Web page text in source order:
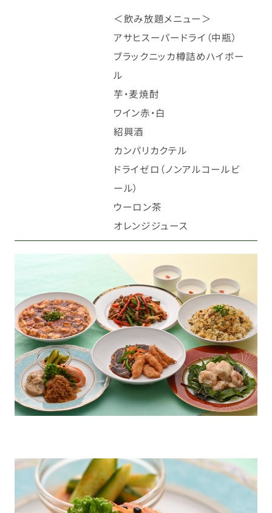
＜飲み放題メニュー＞
アサヒスーパードライ（中瓶）
ブラックニッカ樽詰めハイボー
ル
芋・麦焼酎
ワイン赤・白
紹興酒
カンパリカクテル
ドライゼロ（ノンアルコールビ
ール）
ウーロン茶
オレンジジュース